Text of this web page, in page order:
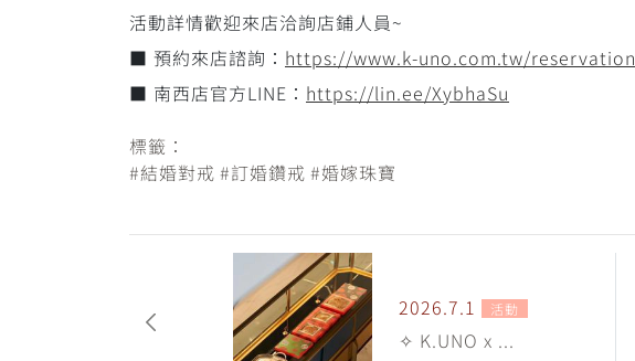
活動詳情歡迎來店洽詢店鋪人員~
■ 預約來店諮詢： https://www.k-uno.com.tw/reservation
■ 南西店官方LINE： https://lin.ee/XybhaSu
標籤：
#結婚對戒 #訂婚鑽戒 #婚嫁珠寶
2026.7.1 活動
✧ K.UNO x ...